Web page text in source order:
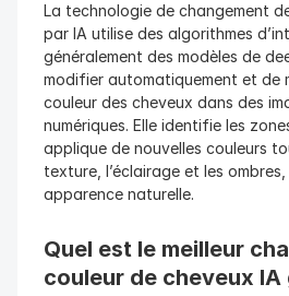
La technologie de changement
par IA utilise des algorithmes
généralement des modèles de
modifier automatiquement et de
couleur des cheveux dans des
numériques. Elle identifie les
applique de nouvelles couleurs
texture, l’éclairage et les
apparence naturelle.
Quel est le meilleur
couleur de cheveux IA